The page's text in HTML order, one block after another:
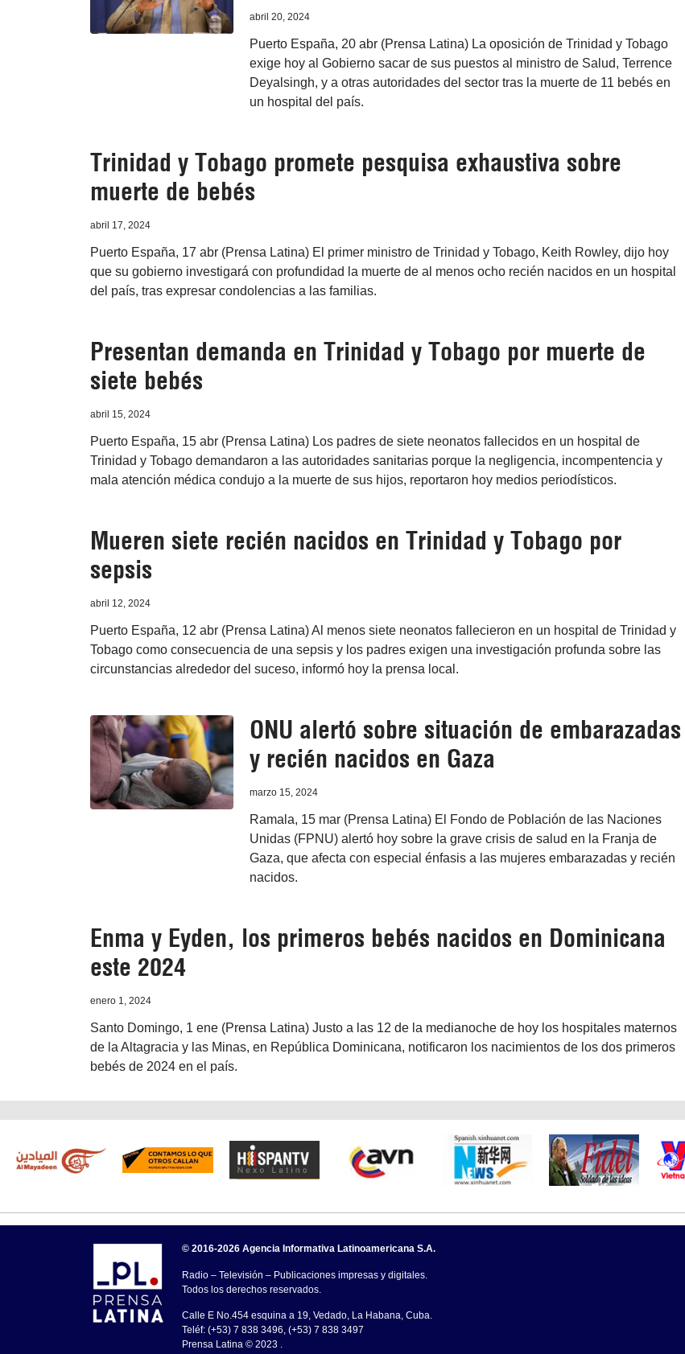
abril 20, 2024
Puerto España, 20 abr (Prensa Latina) La oposición de Trinidad y Tobago
exige hoy al Gobierno sacar de sus puestos al ministro de Salud, Terrence
Deyalsingh, y a otras autoridades del sector tras la muerte de 11 bebés en
un hospital del país.
Trinidad y Tobago promete pesquisa exhaustiva sobre
muerte de bebés
abril 17, 2024
Puerto España, 17 abr (Prensa Latina) El primer ministro de Trinidad y Tobago, Keith Rowley, dijo hoy
que su gobierno investigará con profundidad la muerte de al menos ocho recién nacidos en un hospital
del país, tras expresar condolencias a las familias.
Presentan demanda en Trinidad y Tobago por muerte de
siete bebés
abril 15, 2024
Puerto España, 15 abr (Prensa Latina) Los padres de siete neonatos fallecidos en un hospital de
Trinidad y Tobago demandaron a las autoridades sanitarias porque la negligencia, incompentencia y
mala atención médica condujo a la muerte de sus hijos, reportaron hoy medios periodísticos.
Mueren siete recién nacidos en Trinidad y Tobago por
sepsis
abril 12, 2024
Puerto España, 12 abr (Prensa Latina) Al menos siete neonatos fallecieron en un hospital de Trinidad y
Tobago como consecuencia de una sepsis y los padres exigen una investigación profunda sobre las
circunstancias alrededor del suceso, informó hoy la prensa local.
ONU alertó sobre situación de embarazadas
y recién nacidos en Gaza
marzo 15, 2024
Ramala, 15 mar (Prensa Latina) El Fondo de Población de las Naciones
Unidas (FPNU) alertó hoy sobre la grave crisis de salud en la Franja de
Gaza, que afecta con especial énfasis a las mujeres embarazadas y recién
nacidos.
Enma y Eyden, los primeros bebés nacidos en Dominicana
este 2024
enero 1, 2024
Santo Domingo, 1 ene (Prensa Latina) Justo a las 12 de la medianoche de hoy los hospitales maternos
de la Altagracia y las Minas, en República Dominicana, notificaron los nacimientos de los dos primeros
bebés de 2024 en el país.
© 2016-2026 Agencia Informativa Latinoamericana S.A.
Radio – Televisión – Publicaciones impresas y digitales.
Todos los derechos reservados.
Calle E No.454 esquina a 19, Vedado, La Habana, Cuba.
Teléf: (+53) 7 838 3496, (+53) 7 838 3497
Prensa Latina © 2023 .